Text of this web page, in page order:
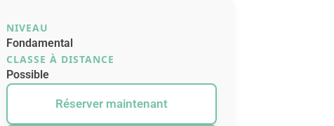
NIVEAU
Fondamental
CLASSE À DISTANCE
Possible
Réserver maintenant